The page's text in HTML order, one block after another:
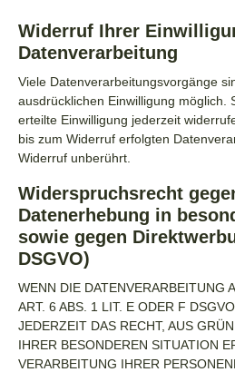
Widerruf Ihrer
Datenverarbeitung
Viele Datenverarbeitungsvorgänge
ausdrücklichen Einwilligung möglich.
erteilte Einwilligung jederzeit
bis zum Widerruf erfolgten
Widerruf unberührt.
Widerspruchsrecht
Datenerhebung in
sowie gegen
DSGVO)
WENN DIE DATENVERARBEITUNG
ART. 6 ABS. 1 LIT. E ODER F
JEDERZEIT DAS RECHT, AUS
IHRER BESONDEREN SITUATION
VERARBEITUNG IHRER